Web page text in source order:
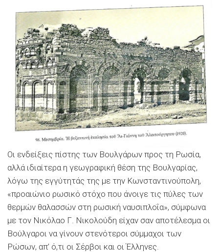
Οι ενδείξεις πίστης των Βουλγάρων προς τη Ρωσία,
αλλά ιδιαίτερα η γεωγραφική θέση της Βουλγαρίας,
λόγω της εγγύτητάς της με την Κωνσταντινούπολη,
«προαιώνιο ρωσικό στόχο που άνοιγε τις πύλες των
θερμών θαλασσών στη ρωσική ναυσιπλοΐα», σύμφωνα
με τον Νικόλαο Γ. Νικολούδη είχαν σαν αποτέλεσμα οι
Βούλγαροι να γίνουν στενότεροι σύμμαχοι των
Ρώσων, απ’ ό,τι οι Σέρβοι και οι Έλληνες.